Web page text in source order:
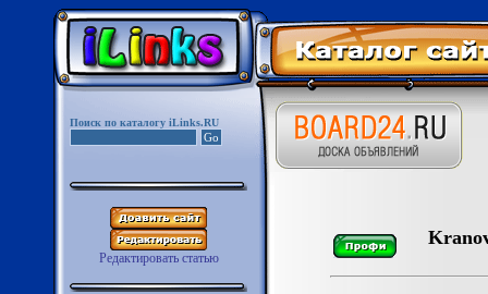
Поиск по каталогу iLinks.RU
Редактировать статью